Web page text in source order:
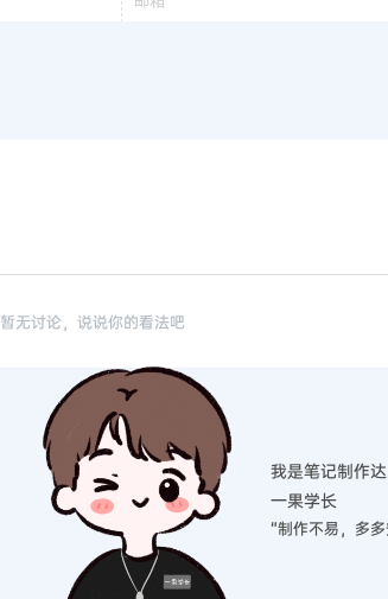
暂无讨论，说说你的看法吧
我是笔记制作达
一果学长
“制作不易，多